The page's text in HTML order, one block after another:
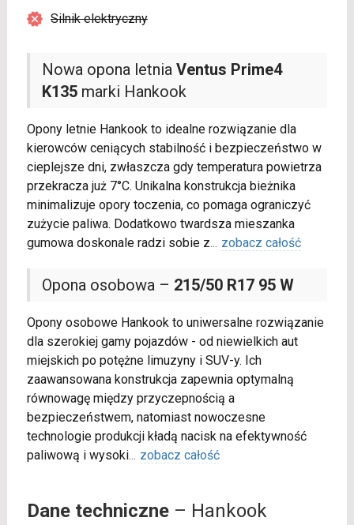
Nowa opona letnia Ventus Prime4
K135marki Hankook
Opony letnie Hankook to idealne rozwiązanie dla
kierowców ceniących stabilność i bezpieczeństwo w
cieplejsze dni, zwłaszcza gdy temperatura powietrza
przekracza już 7°C. Unikalna konstrukcja bieżnika
minimalizuje opory toczenia, co pomaga ograniczyć
zużycie paliwa. Dodatkowo twardsza mieszanka
gumowa doskonale radzi sobie z... zobacz całość
Opona osobowa – 215/50 R17 95 W
Opony osobowe Hankook to uniwersalne rozwiązanie
dla szerokiej gamy pojazdów - od niewielkich aut
miejskich po potężne limuzyny i SUV-y. Ich
zaawansowana konstrukcja zapewnia optymalną
równowagę między przyczepnością a
bezpieczeństwem, natomiast nowoczesne
technologie produkcji kładą nacisk na efektywność
paliwową i wysoki... zobacz całość
Silnik elektryczny
Dane techniczne– Hankook